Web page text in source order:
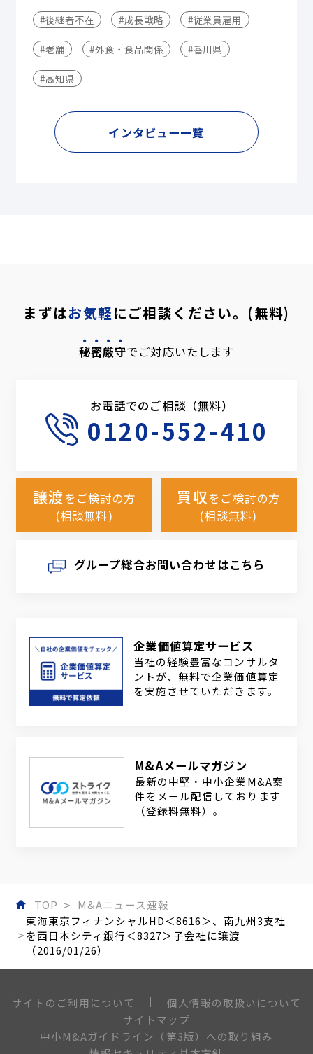
#後継者不在 #成長戦略 #従業員雇用
#老舗 #外食・食品関係 #香川県
#高知県
インタビュー一覧
まずはお気軽にご相談ください。(無料)
秘密厳守でご対応いたします
お電話でのご相談（無料）
0120-552-410
譲渡をご検討の方
(相談無料)
買収をご検討の方
(相談無料)
グループ総合お問い合わせはこちら
企業価値算定サービス
当社の経験豊富なコンサルタ
ントが、無料で企業価値算定
を実施させていただきます。
M&Aメールマガジン
最新の中堅・中小企業M&A案
件をメール配信しております
（登録料無料）。
TOP
M&Aニュース速報
東海東京フィナンシャルHD＜8616＞、南九州3支社
を西日本シティ銀行＜8327＞子会社に譲渡
（2016/01/26）
サイトのご利用について
個人情報の取扱いについて
サイトマップ
中小M&Aガイドライン（第3版）への取り組み